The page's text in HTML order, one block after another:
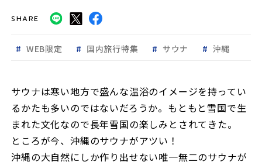
SHARE
WEB限定 国内旅行特集 サウナ 沖縄
サウナは寒い地方で盛んな温浴のイメージを持ってい
るかたも多いのではないだろうか。もともと雪国で生
まれた文化なので長年雪国の楽しみとされてきた。
ところが今、沖縄のサウナがアツい！
沖縄の大自然にしか作り出せない唯一無二のサウナが